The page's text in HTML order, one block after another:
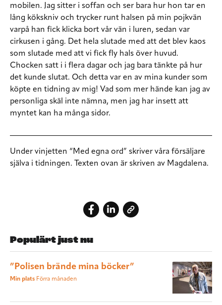
mobilen. Jag sitter i soffan och ser bara hur hon tar en
lång kökskniv och trycker runt halsen på min pojkvän
varpå han fick klicka bort vår vän i luren, sedan var
cirkusen i gång. Det hela slutade med att det blev kaos
som slutade med att vi fick fly hals över huvud.
Chocken satt i i flera dagar och jag bara tänkte på hur
det kunde slutat. Och detta var en av mina kunder som
köpte en tidning av mig! Vad som mer hände kan jag av
personliga skäl inte nämna, men jag har insett att
myntet kan ha många sidor.
Under vinjetten “Med egna ord” skriver våra försäljare
själva i tidningen. Texten ovan är skriven av Magdalena.
Populärt just nu
”Polisen brände mina böcker”
Min plats Förra månaden